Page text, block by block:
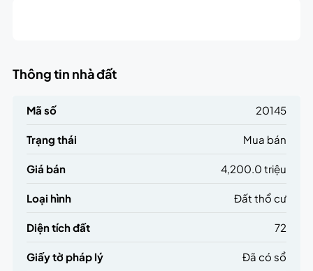
Thông tin nhà đất
Mã số 20145
Trạng thái Mua bán
Giá bán 4,200.0 triệu
Loại hình Đất thổ cư
Diện tích đất 72
Giấy tờ pháp lý Đã có sổ